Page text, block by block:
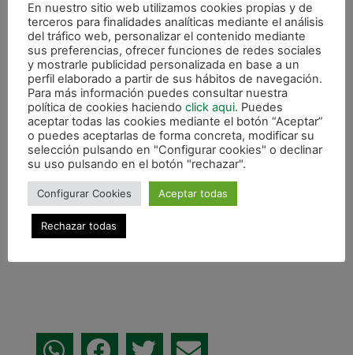
En nuestro sitio web utilizamos cookies propias y de
terceros para finalidades analíticas mediante el análisis
del tráfico web, personalizar el contenido mediante
sus preferencias, ofrecer funciones de redes sociales
y mostrarle publicidad personalizada en base a un
perfil elaborado a partir de sus hábitos de navegación.
Para más información puedes consultar nuestra
política de cookies haciendo click aqui. Puedes
aceptar todas las cookies mediante el botón “Aceptar”
o puedes aceptarlas de forma concreta, modificar su
selección pulsando en "Configurar cookies" o declinar
su uso pulsando en el botón "rechazar".
Configurar Cookies Aceptar todas
Rechazar todas